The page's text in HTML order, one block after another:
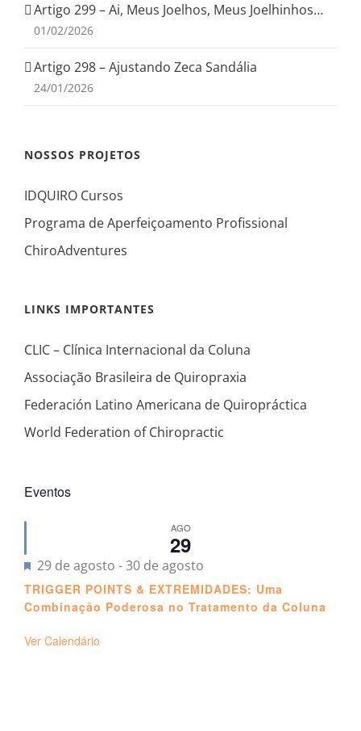
Artigo 299 – Ai, Meus Joelhos, Meus Joelhinhos…
01/02/2026
Artigo 298 – Ajustando Zeca Sandália
24/01/2026
NOSSOS PROJETOS
IDQUIRO Cursos
Programa de Aperfeiçoamento Profissional
ChiroAdventures
LINKS IMPORTANTES
CLIC – Clínica Internacional da Coluna
Associação Brasileira de Quiropraxia
Federación Latino Americana de Quiropráctica
World Federation of Chiropractic
Eventos
AGO
29
Destacado
29 de agosto -30 de agosto
TRIGGER POINTS & EXTREMIDADES: Uma
Combinação Poderosa no Tratamento da Coluna
Ver Calendário